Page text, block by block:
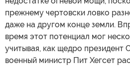
прежнему чертовски ловко
даже на другом конце земли.
время этот потенциал мог
учитывая, как щедро
военный министр Пит Хегсет